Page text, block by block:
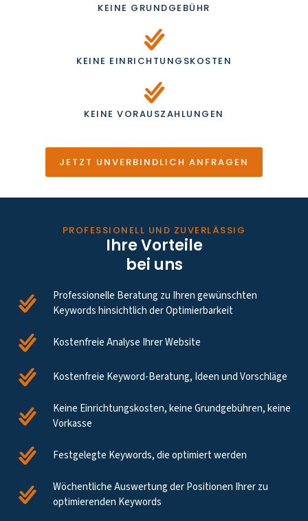
KEINE GRUNDGEBÜHR
KEINE EINRICHTUNGSKOSTEN
KEINE VORAUSZAHLUNGEN
JETZT UNVERBINDLICH ANFRAGEN
PROFESSIONELL UND ZUVERLÄSSIG
Ihre Vorteile
bei uns
Professionelle Beratung zu Ihren gewünschten
Keywords hinsichtlich der Optimierbarkeit
Kostenfreie Analyse Ihrer Website
Kostenfreie Keyword-Beratung, Ideen und Vorschläge
Keine Einrichtungskosten, keine Grundgebühren, keine
Vorkasse
Festgelegte Keywords, die optimiert werden
Wöchentliche Auswertung der Positionen Ihrer zu
optimierenden Keywords